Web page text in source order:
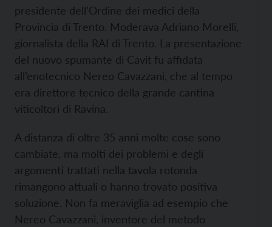
presidente dell’Ordine dei medici della
Provincia di Trento. Moderava Adriano Morelli,
giornalista della RAI di Trento. La presentazione
del nuovo spumante di Cavit fu affidata
all’enotecnico Nereo Cavazzani, che al tempo
era direttore tecnico della grande cantina
viticoltori di Ravina.
A distanza di oltre 35 anni molte cose sono
cambiate, ma molti dei problemi e degli
argomenti trattati nella tavola rotonda
rimangono attuali o hanno trovato positiva
soluzione. Non fa meraviglia ad esempio che
Nereo Cavazzani, inventore del metodo